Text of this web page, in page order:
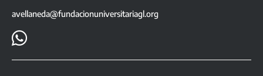
avellaneda@fundacionuniversitariagl.org
